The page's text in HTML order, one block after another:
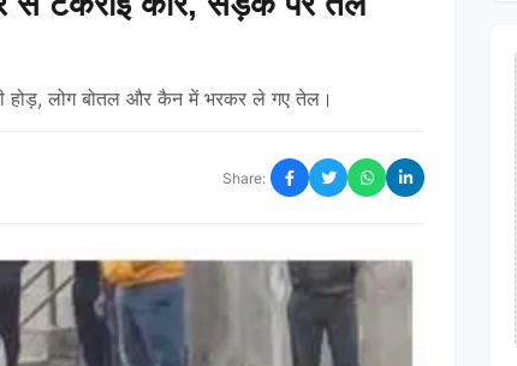
होड़, लोग बोतल और कैन में भरकर ले गए तेल।
Share: